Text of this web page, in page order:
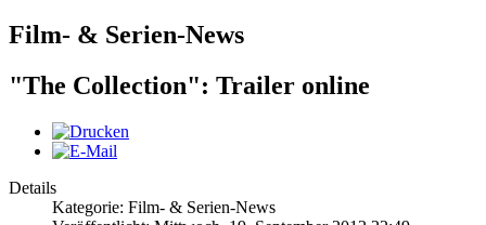
Film- & Serien-News
"The Collection": Trailer online
Details
Kategorie: Film- & Serien-News